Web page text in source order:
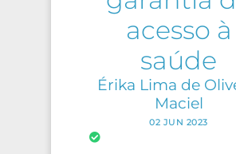
acesso à
saúde
Érika Lima de
Maciel
02 JUN 2023